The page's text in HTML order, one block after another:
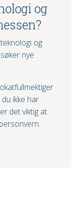
og
og
nye
ikke har
det viktig at